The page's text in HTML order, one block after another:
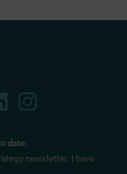
date.
newsletter. I have